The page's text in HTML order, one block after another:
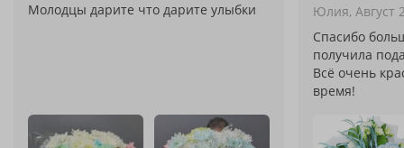
Молодцы дарите что дарите улыбки
Юлия, Август
Спасибо
получила
Всё очень
время!